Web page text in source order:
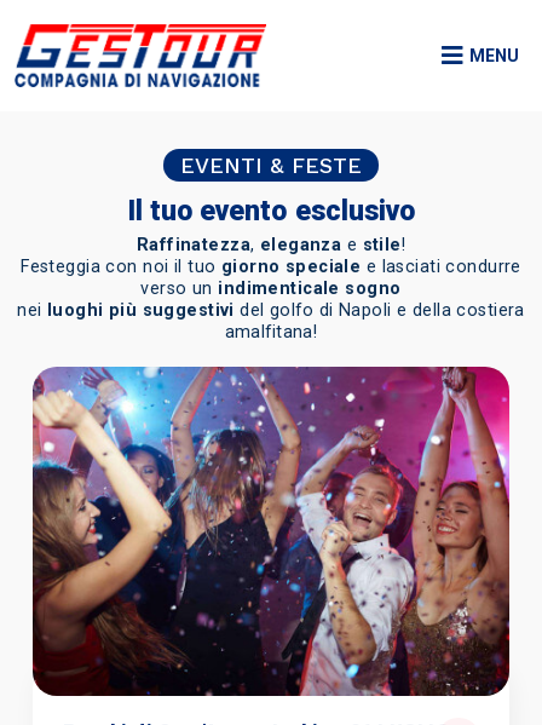
MENU
EVENTI & FESTE
Il tuo evento esclusivo
Raffinatezza, eleganza e stile!
Festeggia con noi il tuo giorno speciale e lasciati condurre
verso un indimenticale sogno
nei
luoghi più suggestivi del golfo di Napoli e della costiera
amalfitana!